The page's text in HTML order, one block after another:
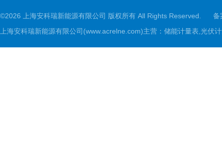
©2026 上海安科瑞新能源有限公司 版权所有 All Rights Reserved.
备
上海安科瑞新能源有限公司(www.acrelne.com)主营：储能计量表,光伏